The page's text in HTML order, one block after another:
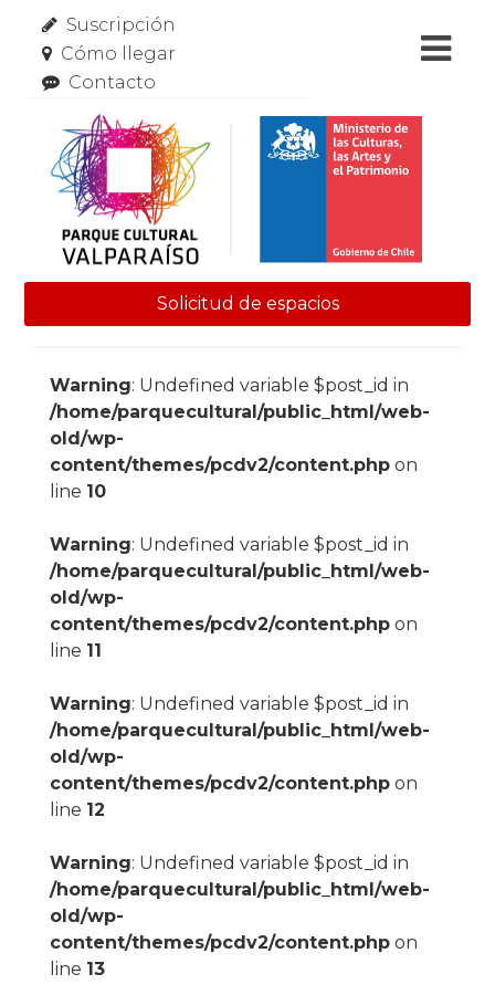
Suscripción
Cómo llegar
Contacto
Solicitud de espacios
Warning: Undefined variable $post_id in
/home/parquecultural/public_html/web-
old/wp-
content/themes/pcdv2/content.phpon
line 10
Warning: Undefined variable $post_id in
/home/parquecultural/public_html/web-
old/wp-
content/themes/pcdv2/content.phpon
line 11
Warning: Undefined variable $post_id in
/home/parquecultural/public_html/web-
old/wp-
content/themes/pcdv2/content.phpon
line 12
Warning: Undefined variable $post_id in
/home/parquecultural/public_html/web-
old/wp-
content/themes/pcdv2/content.phpon
line 13